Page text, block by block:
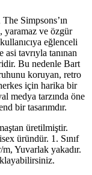
The Simpsons’ın
yaramaz ve özgür
eğlenceli
tavrıyla tanınan
Bu nedenle Bart
koruyan, retro
için harika bir
medya tarzında öne
bir tasarımdır.
üretilmiştir.
üründür. 1. Sınıf
Yuvarlak yakadır.